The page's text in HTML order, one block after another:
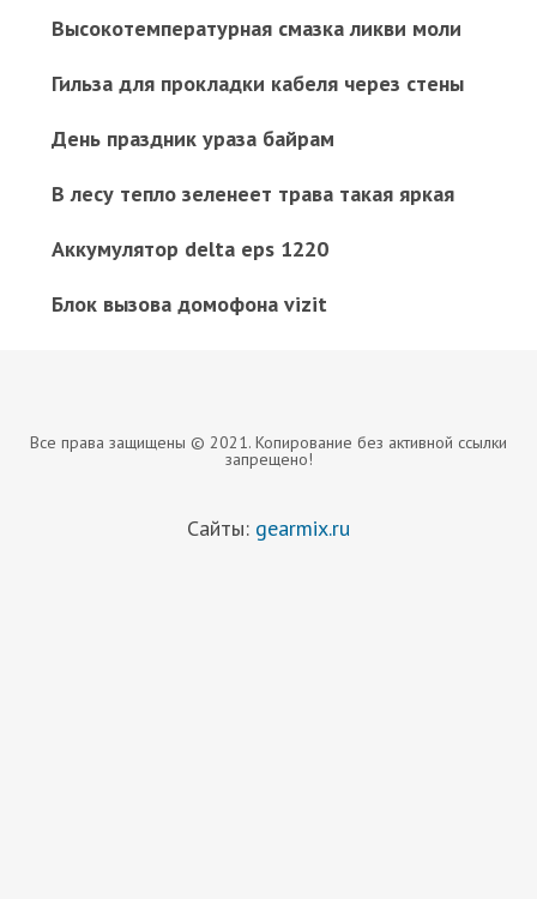
Высокотемпературная смазка ликви моли
Гильза для прокладки кабеля через стены
День праздник ураза байрам
В лесу тепло зеленеет трава такая яркая
Аккумулятор delta eps 1220
Блок вызова домофона vizit
Все права защищены © 2021. Копирование без активной ссылки
запрещено!
Сайты: gearmix.ru